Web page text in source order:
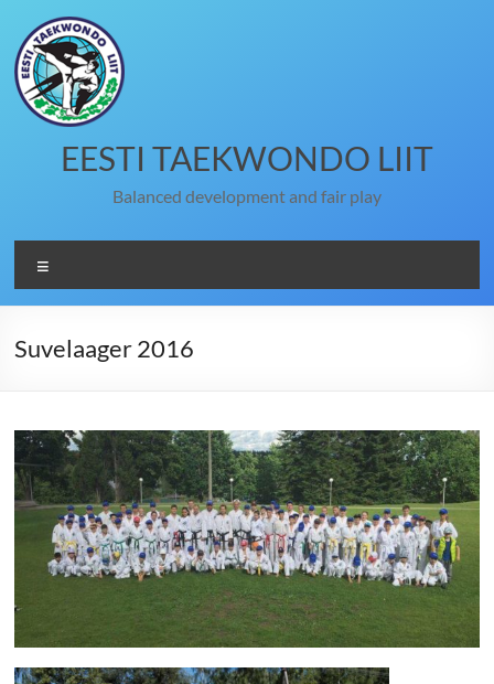
content
EESTI TAEKWONDO LIIT
Balanced development and fair play
Suvelaager 2016